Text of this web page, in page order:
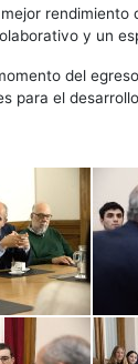
y un
del
para el